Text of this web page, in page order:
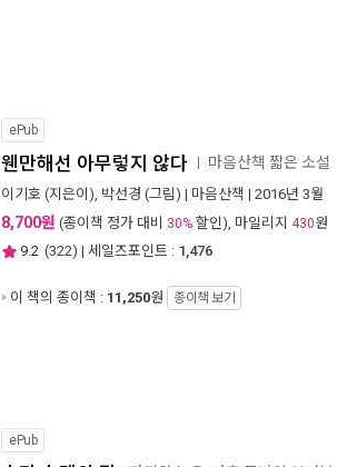
ePub
웬만해선 아무렇지 않다 마음산책 짧은 소설
이기호 (지은이), 박선경 (그림) | 마음산책 | 2016년 3월
8,700원 (종이책 정가 대비 30% 할인), 마일리지 430원
9.2 (322) | 세일즈포인트 : 1,476
이 책의 종이책 : 11,250원 종이책 보기
ePub